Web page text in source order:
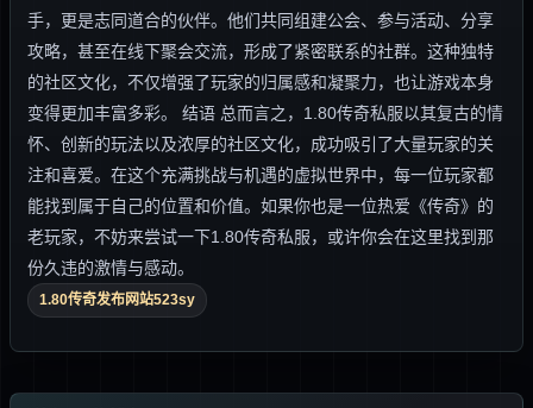
手，更是志同道合的伙伴。他们共同组建公会、参与活动、分享
攻略，甚至在线下聚会交流，形成了紧密联系的社群。这种独特
的社区文化，不仅增强了玩家的归属感和凝聚力，也让游戏本身
变得更加丰富多彩。 结语 总而言之，1.80传奇私服以其复古的情
怀、创新的玩法以及浓厚的社区文化，成功吸引了大量玩家的关
注和喜爱。在这个充满挑战与机遇的虚拟世界中，每一位玩家都
能找到属于自己的位置和价值。如果你也是一位热爱《传奇》的
老玩家，不妨来尝试一下1.80传奇私服，或许你会在这里找到那
份久违的激情与感动。
1.80传奇发布网站523sy